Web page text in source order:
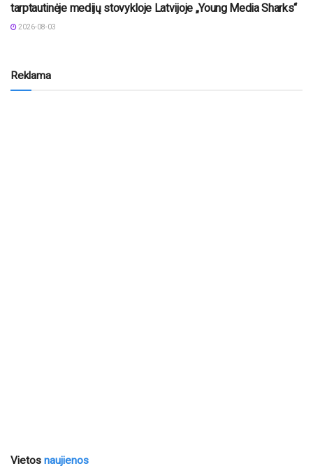
tarptautinėje medijų stovykloje Latvijoje „Young Media Sharks“
2026-08-03
Reklama
Vietos naujienos